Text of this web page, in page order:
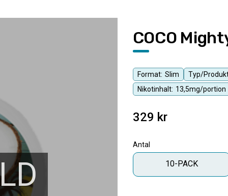
Format: Slim
Typ/
Nikotinhalt: 13,5mg/portion
COCO
329 kr
Antal
10-PACK